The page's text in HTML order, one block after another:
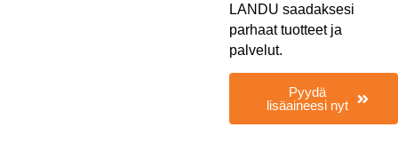
LANDU saadaksesi
parhaat tuotteet ja
palvelut.
Pyydä
lisäaineesi nyt